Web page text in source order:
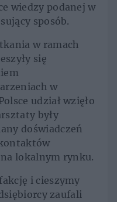
wiedzy podanej w
sposób.
w ramach
się
w
udział wzięło
były
doświadczeń
lokalnym rynku.
i cieszymy
zaufali